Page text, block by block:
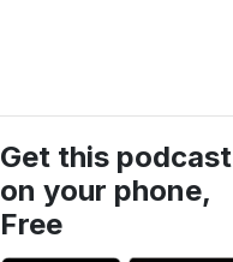
Get this podcast
on your phone,
Free